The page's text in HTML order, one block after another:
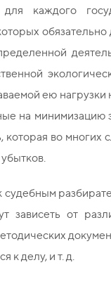
каждого
ею
на минимизацию
во многих
зависеть от
к делу, и т. д.